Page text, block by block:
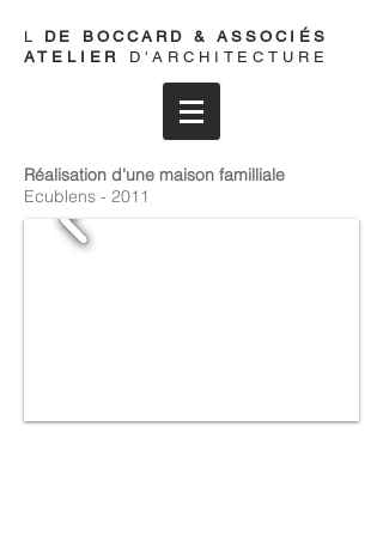
L DE
BOCCARD & ASSOCIÉS
ATELIER
D'ARCHITECTURE
Réalisation d'une maison familliale
Ecublens - 2011